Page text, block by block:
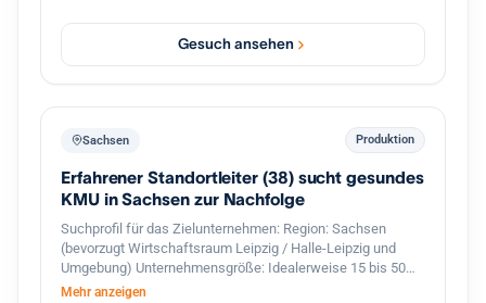
auch Lkw problemlos einfahren können Hebebühnen und
professionelles Equipment für Fahrzeuge Bestehender
Kundenstamm und laufender Geschäftsbetrieb Gute Lage
sowie Zugang zum bestehenden Kundenstamm angeboten,
um einen reibungslosen Übergang und stabile Umsätze
sicherzustellen. Der Betrieb eignet sich ideal für Fachkräfte
oder Unternehmer im Reifen- und Kfz-Servicebereich, die
Gesuch ansehen
Sachsen Produktion
Erfahrener Standortleiter (38) sucht gesundes
KMU in Sachsen zur Nachfolge
Suchprofil für das Zielunternehmen: Region: Sachsen
(bevorzugt Wirtschaftsraum Leipzig / Halle-Leipzig und
Umgebung) Unternehmensgröße: Idealerweise 15 bis 50
Mitarbeiter mit einer funktionierenden zweiten
Mehr anzeigen